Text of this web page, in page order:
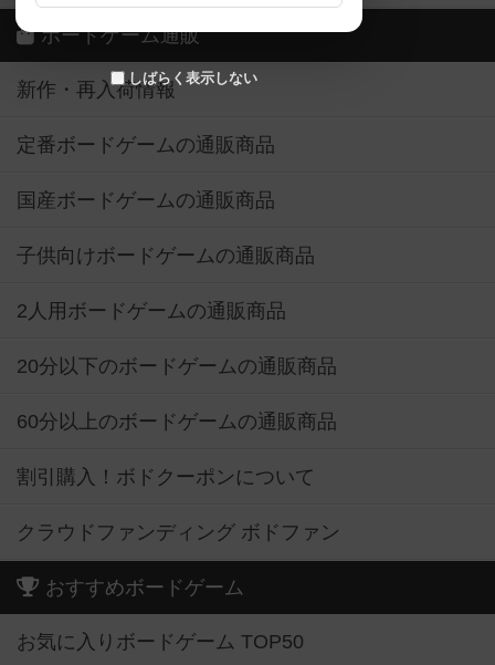
しばらく表示しない
ボードゲーム通販
新作・再入荷情報
定番ボードゲームの通販商品
国産ボードゲームの通販商品
子供向けボードゲームの通販商品
2人用ボードゲームの通販商品
20分以下のボードゲームの通販商品
60分以上のボードゲームの通販商品
割引購入！ボドクーポンについて
クラウドファンディング ボドファン
おすすめボードゲーム
お気に入りボードゲーム TOP50